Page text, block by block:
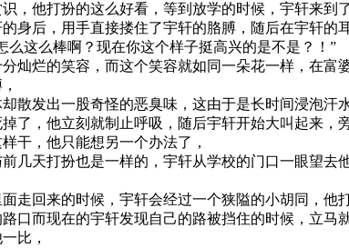
，他打扮的这么好看，等到放学的时候，宇轩来到
身后，用手直接搂住了宇轩的胳膊，随后在宇轩的
么这么棒啊？现在你这个样子挺高兴的是不是？！”
灿烂的笑容，而这个笑容就如同一朵花一样，在
散发出一股奇怪的恶臭味，这由于是长时间浸泡
了，他立刻就制止呼吸，随后宇轩开始大叫起来
干，他只能想另一个办法了，
几天打扮也是一样的，宇轩从学校的门口一眼望
走回来的时候，宇轩会经过一个狭隘的小胡同，他
口而现在的宇轩发现自己的路被挡住的时候，立
比，